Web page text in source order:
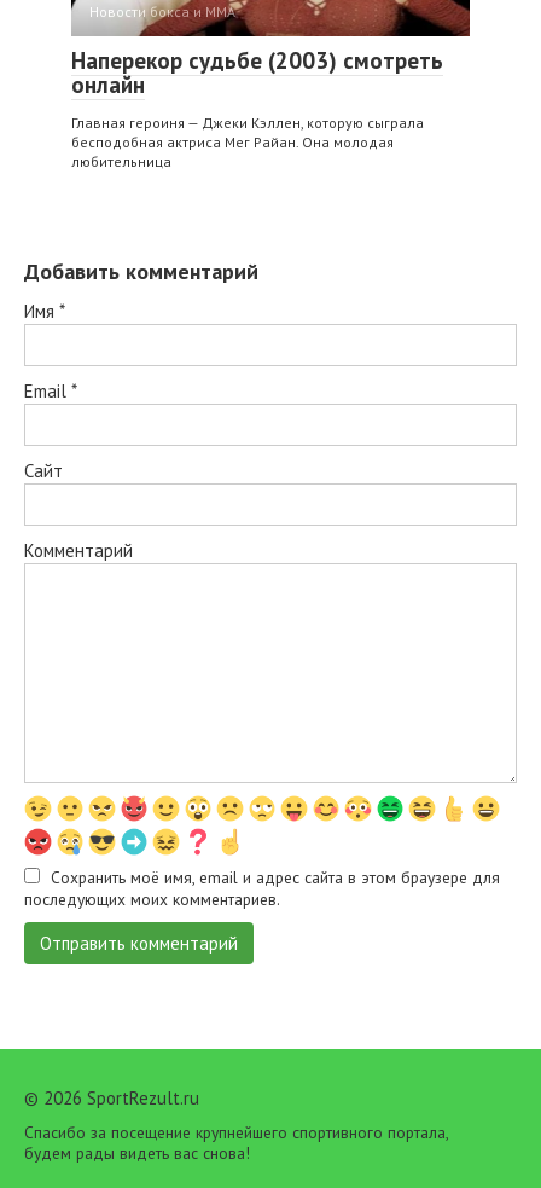
Новости бокса и ММА
Наперекор судьбе (2003) смотреть
онлайн
Главная героиня — Джеки Кэллен, которую сыграла
бесподобная актриса Мег Райан. Она молодая
любительница
Добавить комментарий
Имя *
Email *
Сайт
Комментарий
Сохранить моё имя, email и адрес сайта в этом браузере для
последующих моих комментариев.
© 2026 SportRezult.ru
Спасибо за посещение крупнейшего спортивного портала,
будем рады видеть вас снова!